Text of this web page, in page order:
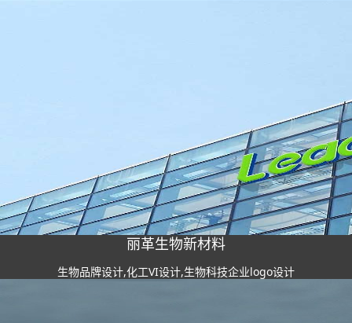
丽革生物新材料
生物品牌设计,化工VI设计,生物科技企业logo设计